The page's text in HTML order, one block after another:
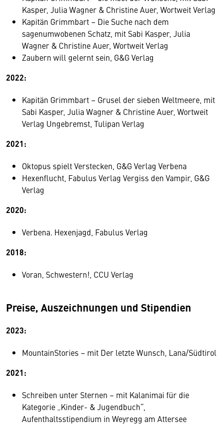
Kasper, Julia Wagner & Christine Auer, Wortweit Verlag
Kapitän Grimmbart – Die Suche nach dem
sagenumwobenen Schatz, mit Sabi Kasper, Julia
Wagner & Christine Auer, Wortweit Verlag
Zaubern will gelernt sein, G&G Verlag
2022:
Kapitän Grimmbart – Grusel der sieben Weltmeere, mit
Sabi Kasper, Julia Wagner & Christine Auer, Wortweit
Verlag Ungebremst, Tulipan Verlag
2021:
Oktopus spielt Verstecken, G&G Verlag Verbena
Hexenflucht, Fabulus Verlag Vergiss den Vampir, G&G
Verlag
2020:
Verbena. Hexenjagd, Fabulus Verlag
2018:
Voran, Schwestern!, CCU Verlag
Preise, Auszeichnungen und Stipendien
2023:
MountainStories – mit Der letzte Wunsch, Lana/Südtirol
2021:
Schreiben unter Sternen – mit Kalanimai für die
Kategorie „Kinder- & Jugendbuch“,
Aufenthaltsstipendium in Weyregg am Attersee